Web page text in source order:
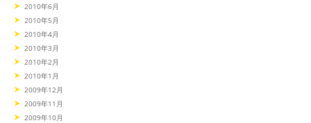
2010年6月
2010年5月
2010年4月
2010年3月
2010年2月
2010年1月
2009年12月
2009年11月
2009年10月